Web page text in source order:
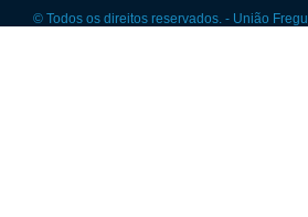
© Todos os direitos reservados. - União